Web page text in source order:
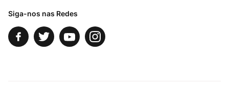
Siga-nos nas Redes